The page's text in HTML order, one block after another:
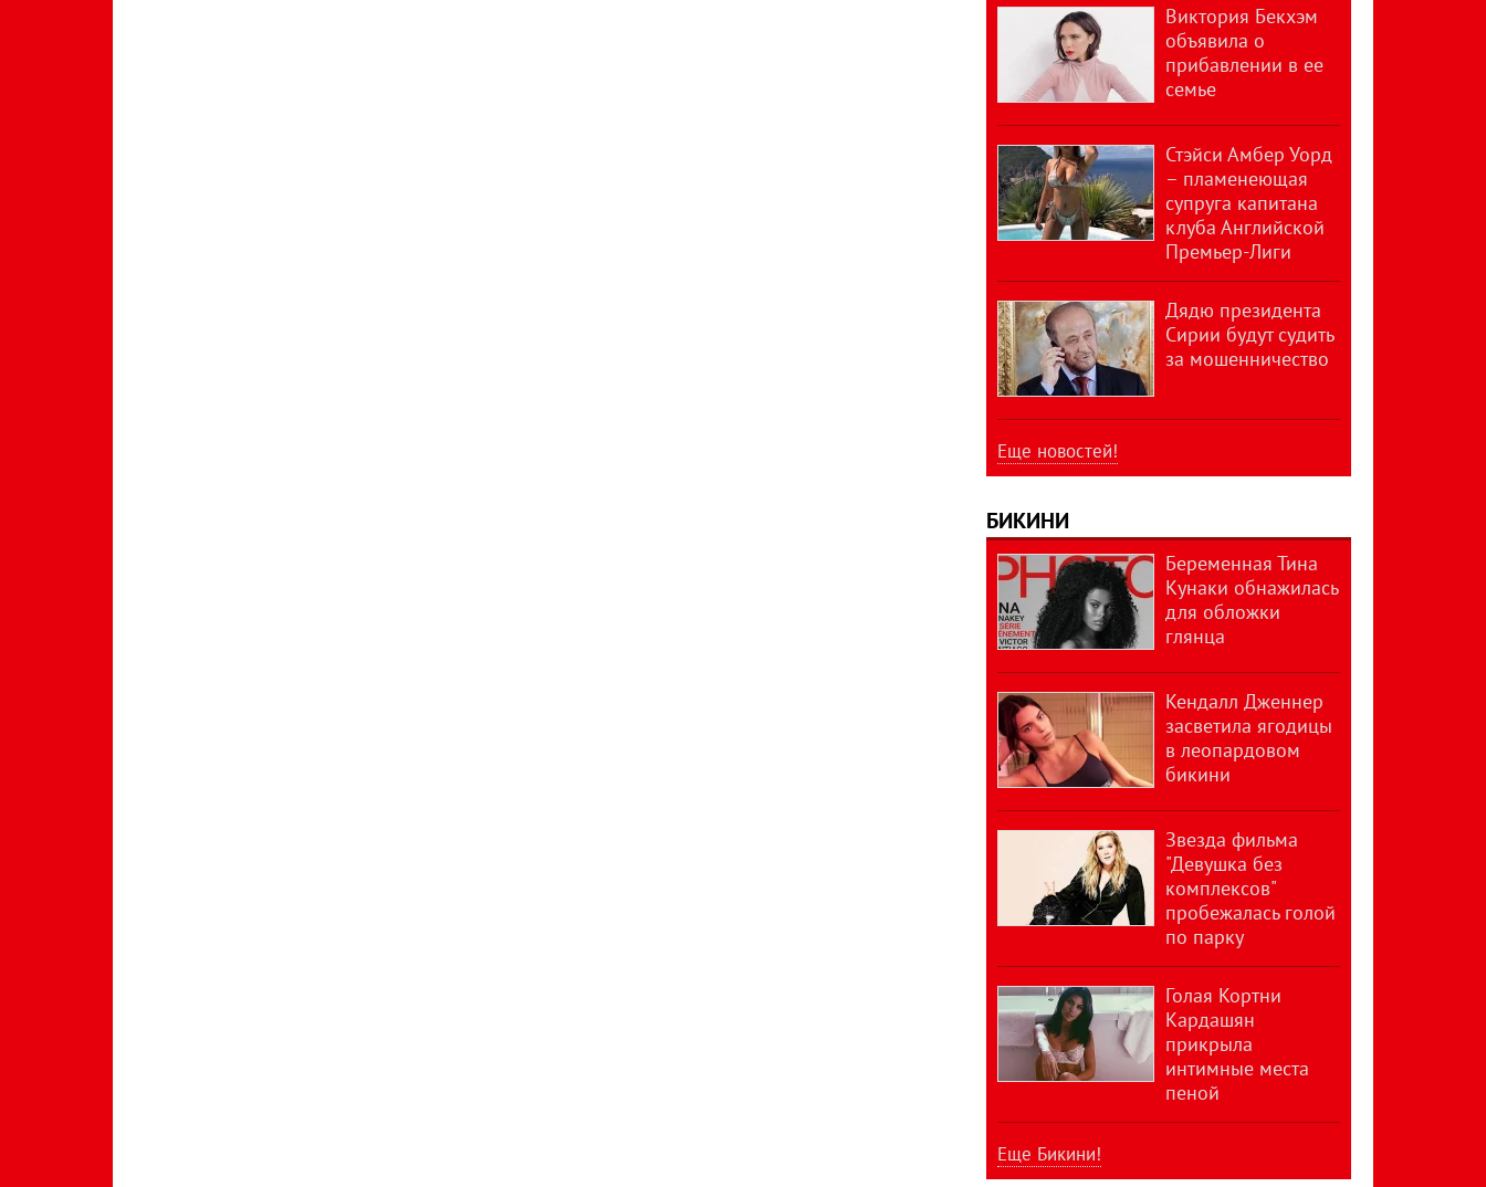
Виктория Бекхэм
объявила о
прибавлении в ее
семье
Стэйси Амбер Уорд
– пламенеющая
супруга капитана
клуба Английской
Премьер-Лиги
Дядю президента
Сирии будут судить
за мошенничество
Еще новостей!
БИКИНИ
Беременная Тина
Кунаки обнажилась
для обложки
глянца
Кендалл Дженнер
засветила ягодицы
в леопардовом
бикини
Звезда фильма
"Девушка без
комплексов"
пробежалась голой
по парку
Голая Кортни
Кардашян
прикрыла
интимные места
пеной
Еще Бикини!